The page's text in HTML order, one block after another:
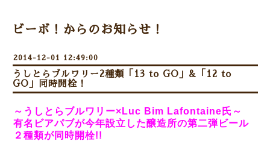
ビーボ！からのお知らせ！
2014-12-01 12:49:00
うしとらブルワリー2種類「13 to GO」&「12 to
GO」同時開栓！
～うしとらブルワリー×Luc Bim Lafontaine氏～
有名ビアパブが今年設立した醸造所の第二弾ビール
２種類が同時開栓!!